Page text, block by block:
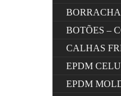
BOTÕES –
CALHAS
EPDM
EPDM